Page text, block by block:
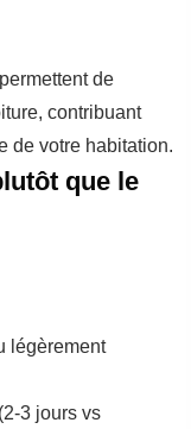
de
contribuant
de votre habitation.
que le
légèrement
3 jours vs